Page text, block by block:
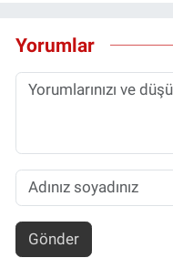
Yorumlar
Gönder